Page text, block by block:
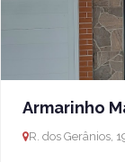
Armarinho
R. dos Gerânios,